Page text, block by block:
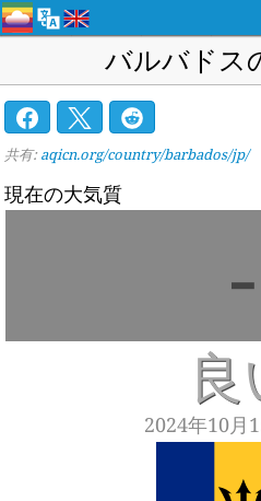
バルバドス
共有: aqicn.org/country/barbados/jp/
現在の大気質
-
2024年10月